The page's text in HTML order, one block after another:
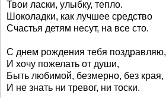
Твои ласки, улыбку, тепло.
Шоколадки, как лучшее средство
Счастья детям несут, на все сто.
С днем рождения тебя поздравляю,
И хочу пожелать от души,
Быть любимой, безмерно, без края,
И не знать ни тревог, ни тоски.